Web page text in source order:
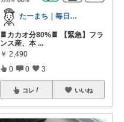
たーまち｜毎日10時 楽天超目玉
🍫カカオ分80%🍫 【緊急】フラ
ンス産、本 ...
￥ 2,490
0 0 3
コレ いいね